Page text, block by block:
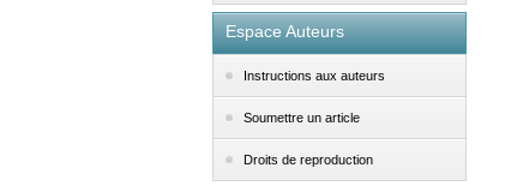
Espace Auteurs
Instructions aux auteurs
Soumettre un article
Droits de reproduction